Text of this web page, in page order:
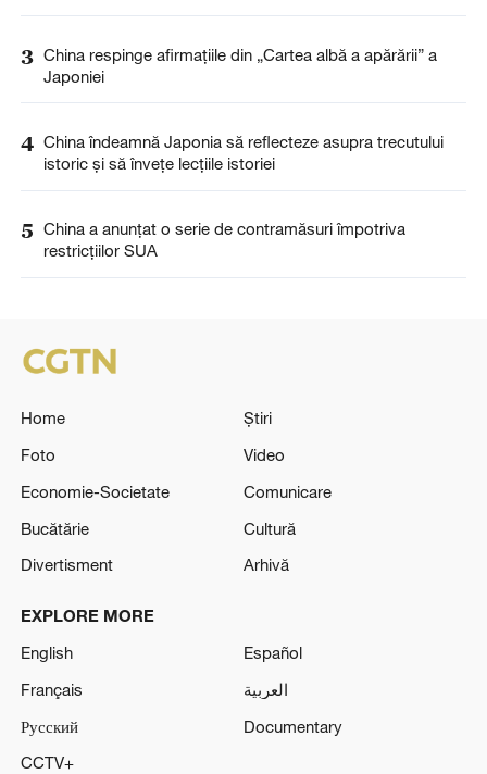
3 China respinge afirmațiile din „Cartea albă a apărării” a
Japoniei
4 China îndeamnă Japonia să reflecteze asupra trecutului
istoric și să învețe lecțiile istoriei
5 China a anunţat o serie de contramăsuri împotriva
restricţiilor SUA
Home
Știri
Foto
Video
Economie-Societate
Comunicare
Bucătărie
Cultură
Divertisment
Arhivă
EXPLORE MORE
English
Español
Français
العربية
Русский
Documentary
CCTV+